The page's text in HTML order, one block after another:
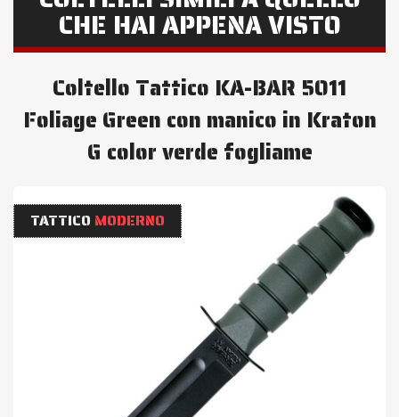
CHE HAI APPENA VISTO
Coltello Tattico KA-BAR 5011
Foliage Green con manico in Kraton
G color verde fogliame
TATTICO MODERNO